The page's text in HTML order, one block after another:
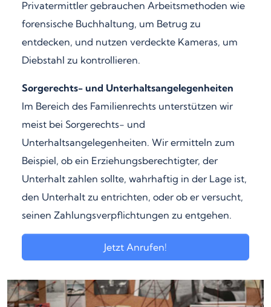
Privatermittler gebrauchen Arbeitsmethoden wie
forensische Buchhaltung, um Betrug zu
entdecken, und nutzen verdeckte Kameras, um
Diebstahl zu kontrollieren.
Sorgerechts- und Unterhaltsangelegenheiten
Im Bereich des Familienrechts unterstützen wir
meist bei Sorgerechts- und
Unterhaltsangelegenheiten. Wir ermitteln zum
Beispiel, ob ein Erziehungsberechtigter, der
Unterhalt zahlen sollte, wahrhaftig in der Lage ist,
den Unterhalt zu entrichten, oder ob er versucht,
seinen Zahlungsverpflichtungen zu entgehen.
Jetzt Anrufen!